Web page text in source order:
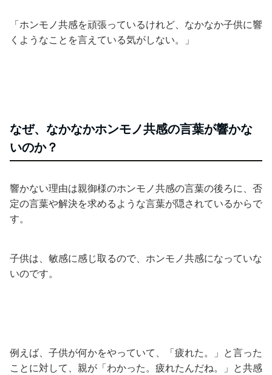
「ホンモノ共感を頑張っているけれど、なかなか子供に響
くようなことを言えている気がしない。」
なぜ、なかなかホンモノ共感の言葉が響かな
いのか？
響かない理由は親御様のホンモノ共感の言葉の後ろに、否
定の言葉や解決を求めるような言葉が隠されているからで
す。
子供は、敏感に感じ取るので、ホンモノ共感になっていな
いのです。
例えば、子供が何かをやっていて、「疲れた。」と言った
ことに対して、親が「わかった。疲れたんだね。」と共感